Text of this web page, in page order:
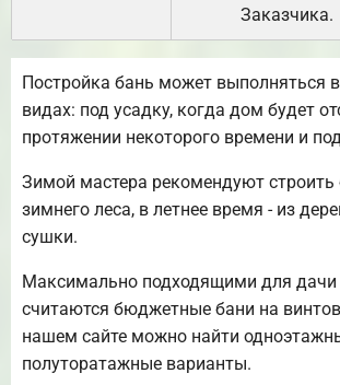
Заказчика.
Постройка бань может выполняться
видах: под усадку, когда дом будет
протяжении некоторого времени и
Зимой мастера рекомендуют строить
зимнего леса, в летнее время - из
сушки.
Максимально подходящими для дачи
считаются бюджетные бани на
нашем сайте можно найти
полуторатажные варианты.